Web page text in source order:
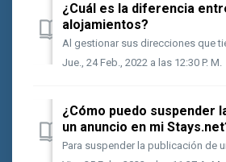
¿Cuál es la diferencia
alojamientos?
Jue., 24 Feb., 2022 a las 12:30 P. M.
¿Cómo puedo suspender
un anuncio en mi